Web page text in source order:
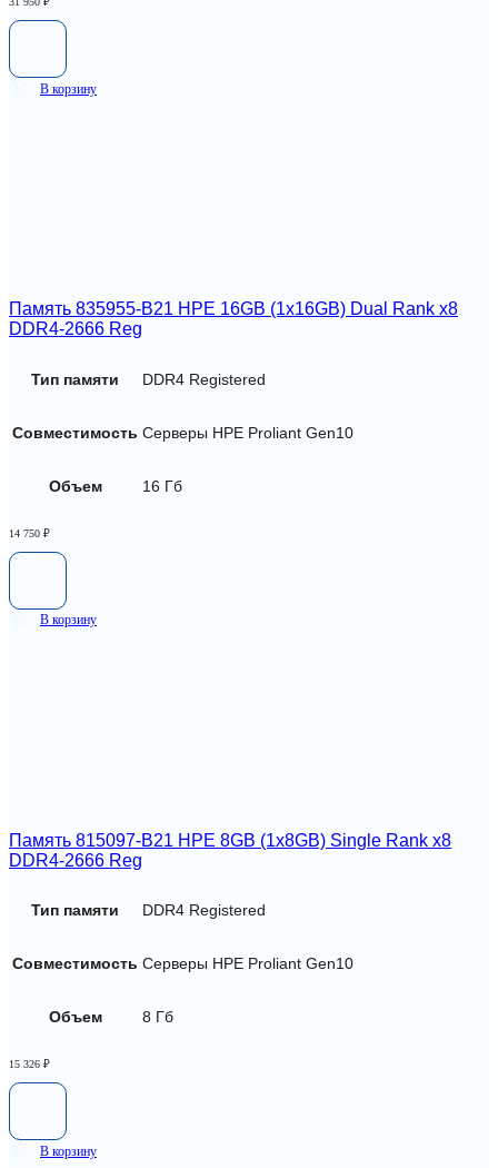
В корзину
Память 835955-B21 HPE 16GB (1x16GB) Dual Rank x8
DDR4-2666 Reg
Тип памяти DDR4 Registered
Совместимость Серверы HPE Proliant Gen10
Объем 16 Гб
14 750 ₽
В корзину
Память 815097-B21 HPE 8GB (1x8GB) Single Rank x8
DDR4-2666 Reg
Тип памяти DDR4 Registered
Совместимость Серверы HPE Proliant Gen10
Объем 8 Гб
15 326 ₽
В корзину